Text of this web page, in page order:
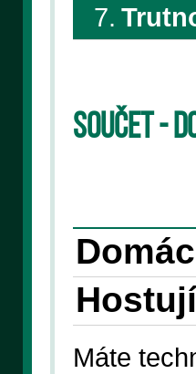
7.
Součet -
Máte